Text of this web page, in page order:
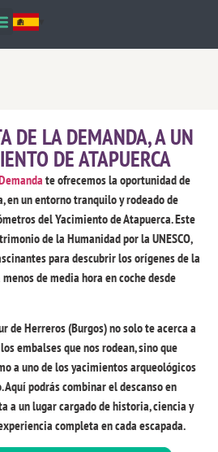
DE LA DEMANDA, A UN
DE ATAPUERCA
te ofrecemos la oportunidad de
en un entorno tranquilo y rodeado de
del Yacimiento de Atapuerca. Este
de la Humanidad por la UNESCO,
para descubrir los orígenes de la
de media hora en coche desde
de Herreros (Burgos) no solo te acerca a
embalses que nos rodean, sino que
a uno de los yacimientos arqueológicos
podrás combinar el descanso en
a un lugar cargado de historia, ciencia y
completa en cada escapada.